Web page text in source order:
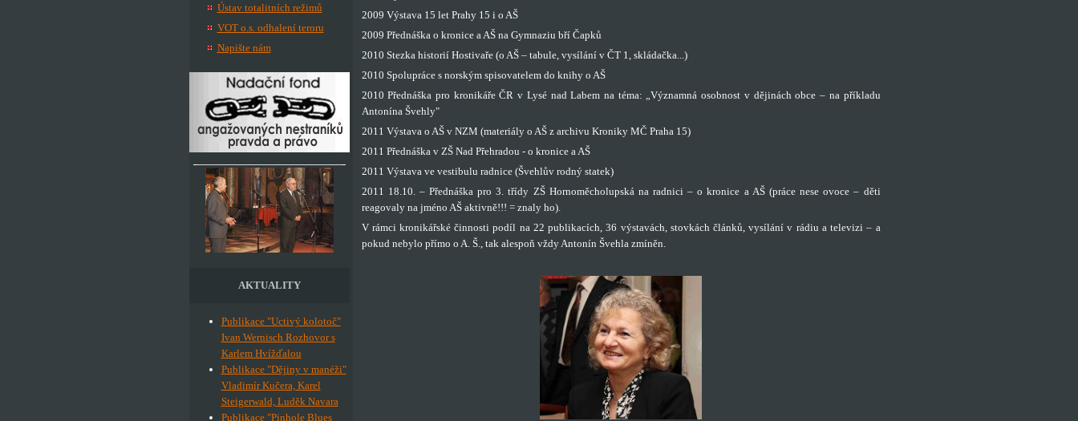
Ústav totalitních režimů
VOT o.s. odhalení teroru
Napište nám
AKTUALITY
Publikace "Uctivý kolotoč"
Ivan Wernisch Rozhovor s
Karlem Hvížďalou
Publikace "Dějiny v manéži"
Vladimír Kučera, Karel
Steigerwald, Luděk Navara
Publikace "Pinhole Blues
2009 Výstava 15 let Prahy 15 i o AŠ
2009 Přednáška o kronice a AŠ na Gymnaziu bří Čapků
2010 Stezka historií Hostivaře (o AŠ – tabule, vysílání v ČT 1, skládačka...)
2010 Spolupráce s norským spisovatelem do knihy o AŠ
2010 Přednáška pro kronikáře ČR v Lysé nad Labem na téma: „Významná osobnost v dějinách obce – na příkladu
Antonína Švehly"
2011 Výstava o AŠ v NZM (materiály o AŠ z archivu Kroniky MČ Praha 15)
2011 Přednáška v ZŠ Nad Přehradou - o kronice a AŠ
2011 Výstava ve vestibulu radnice (Švehlův rodný statek)
2011 18.10. – Přednáška pro 3. třídy ZŠ Hornoměcholupská na radnici – o kronice a AŠ (práce nese ovoce – děti
reagovaly na jméno AŠ aktivně!!! = znaly ho).
V rámci kronikářské činnosti podíl na 22 publikacích, 36 výstavách, stovkách článků, vysílání v rádiu a televizi – a
pokud nebylo přímo o A. Š., tak alespoň vždy Antonín Švehla zmíněn.